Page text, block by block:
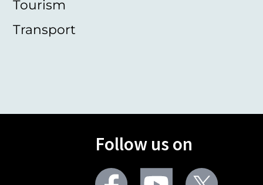
Tourism
Transport
Follow us on
Facebook Youtube